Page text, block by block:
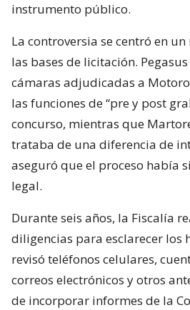
instrumento público.
La controversia se centró en
las bases de licitación.
cámaras adjudicadas a
las funciones de “pre y post
concurso, mientras que
trataba de una diferencia de
aseguró que el proceso había
legal.
Durante seis años, la Fiscalía
diligencias para esclarecer los
revisó teléfonos celulares,
correos electrónicos y otros
de incorporar informes de la